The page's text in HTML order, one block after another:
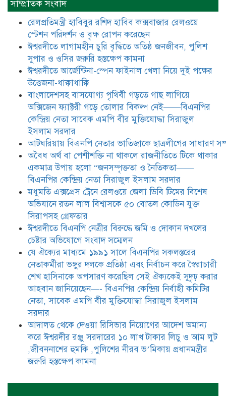
বিশ্বাসকে ৫০ বোতল কোডিন যুক্ত
সিরাপসহ গ্রেফতার
ঈশ্বরদীতে বিএনপি নেত্রীর বিরুদ্ধে জমি ও
দোকান দখলের চেষ্টার অভিযোগে সংবাদ
সম্মেলন
যে ঐক্যের মাধ্যমে ১৯৯১ সালে
বিএনপির সকলস্তরের নেতাকর্মীরা ভঙ্গুর
দলকে প্রতিষ্ঠা এবং নির্বাচন করে
স্বৈরাচারী শেখ হাসিনাকে অপসারণ
আহবান জানিয়েছেন—- বিএনপির কেন্দ্রিয় নির্বাহী কমিটির নেতা,
সাবেক এমপি বীর মুক্তিযোদ্ধা সিরাজুল ইসলাম সরদার
আদালত থেকে দেওয়া রিসিভার
নিয়োগের আদেশ অমান্য করে ঈশ্বরদীর
রঞ্জু সরদারের ১০ লাখ টাকার লিচু ও
আম লুট ,জীবননাশের হুমকি ,পুলিশের
নীরব ভ’মিকায় প্রধানমন্ত্রীর জরুরি
হস্তক্ষেপ কামনা
সাম্প্রতিক সংবাদ
রেলপ্রতিমন্ত্রী হাবিবুর রশিদ হাবিব কক্সবাজার রেলওয়ে
স্টেশন পরিদর্শন ও বৃক্ষ রোপন করেছেন
ঈশ্বরদীতে লাগামহীন চুরি বৃদ্ধিতে অতিষ্ঠ জনজীবন, পুলিশ
সুপার ও ওসির জরুরি হস্তক্ষেপ কামনা ​
ঈশ্বরদীতে আর্জেন্টিনা-স্পেন ফাইনাল খেলা নিয়ে দুই পক্ষের
উত্তেজনা-ধাক্কাধাক্কি
বাংলাদেশসহ বাসযোগ্য পৃথিবী গড়তে গাছ লাগিয়ে
অক্সিজেন ফ্যাক্টরী গড়ে তোলার বিকল্প নেই——বিএনপির
কেন্দ্রিয় নেতা সাবেক এমপি বীর মুক্তিযোদ্ধা সিরাজুল
ইসলাম সরদার
আটঘরিয়ায় বিএনপি নেতার ভাতিজাকে ছাত্রলীগের সাধারণ
​​অবৈধ অর্থ বা পেশীশক্তি না থাকলে রাজনীতিতে টিকে থাকার
একমাত্র উপায় হলো “জনসম্পৃক্ততা ও নৈতিকতা——
বিএনপির কেন্দ্রিয় নেতা সিরাজুল ইসলাম সরদার
মধুমতি এক্সপ্রেস ট্রেনে রেলওয়ে জেলা ডিবি টিমের বিশেষ
অভিযানে রতন লাল বিশ্বাসকে ৫০ বোতল কোডিন যুক্ত
সিরাপসহ গ্রেফতার
ঈশ্বরদীতে বিএনপি নেত্রীর বিরুদ্ধে জমি ও দোকান দখলের
চেষ্টার অভিযোগে সংবাদ সম্মেলন
যে ঐক্যের মাধ্যমে ১৯৯১ সালে বিএনপির সকলস্তরের
নেতাকর্মীরা ভঙ্গুর দলকে প্রতিষ্ঠা এবং নির্বাচন করে স্বৈরাচারী
শেখ হাসিনাকে অপসারণ করেছিল সেই ঐক্যকেই সুদৃঢ় করার
আহবান জানিয়েছেন—- বিএনপির কেন্দ্রিয় নির্বাহী কমিটির
নেতা, সাবেক এমপি বীর মুক্তিযোদ্ধা সিরাজুল ইসলাম
সরদার
আদালত থেকে দেওয়া রিসিভার নিয়োগের আদেশ অমান্য
করে ঈশ্বরদীর রঞ্জু সরদারের ১০ লাখ টাকার লিচু ও আম লুট
,জীবননাশের হুমকি ,পুলিশের নীরব ভ’মিকায় প্রধানমন্ত্রীর
জরুরি হস্তক্ষেপ কামনা